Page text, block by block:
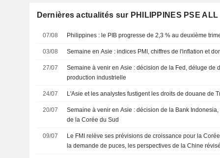
Dernières actualités sur PHILIPPINES PSE ALL
07/08 Philippines : le PIB progresse de 2,3 % au deuxième
03/08 Semaine en Asie : indices PMI, chiffres de l'inflation et
27/07
Semaine à venir en Asie : décision de la Fed, déluge de
production industrielle
24/07 L'Asie et les analystes fustigent les droits de douane de
20/07
Semaine à venir en Asie : décision de la Bank
de la Corée du Sud
09/07
Le FMI relève ses prévisions de croissance pour la
la demande de puces, les perspectives de la Chine